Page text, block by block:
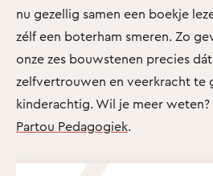
nu gezellig samen een boekje
zélf een boterham smeren. Zo
onze zes bouwstenen precies
zelfvertrouwen en veerkracht te
kinderachtig. Wil je meer weten?
Partou Pedagogiek.